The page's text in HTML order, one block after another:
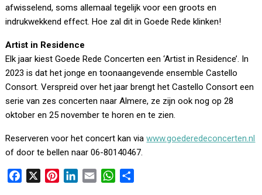
afwisselend, soms allemaal tegelijk voor een groots en
indrukwekkend effect. Hoe zal dit in Goede Rede klinken!
Artist in Residence
Elk jaar kiest Goede Rede Concerten een ‘Artist in Residence’. In
2023 is dat het jonge en toonaangevende ensemble Castello
Consort. Verspreid over het jaar brengt het Castello Consort een
serie van zes concerten naar Almere, ze zijn ook nog op 28
oktober en 25 november te horen en te zien.
Reserveren voor het concert kan viawww.goederedeconcerten.nl
of door te bellen naar 06-80140467.
W